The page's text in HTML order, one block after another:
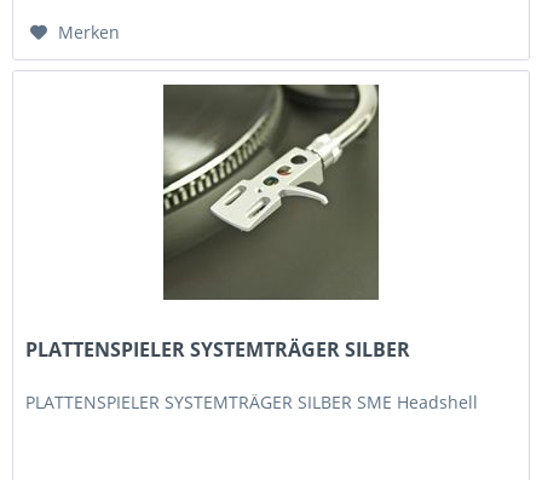
Merken
PLATTENSPIELER SYSTEMTRÄGER SILBER
PLATTENSPIELER SYSTEMTRÄGER SILBER SME Headshell